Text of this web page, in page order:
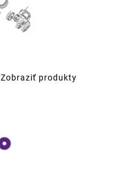
Zobraziť produkty